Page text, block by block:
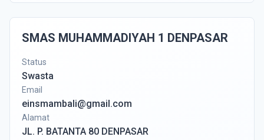
SMAS MUHAMMADIYAH 1 DENPASAR
Status
Swasta
Email
einsmambali@gmail.com
Alamat
JL. P. BATANTA 80 DENPASAR